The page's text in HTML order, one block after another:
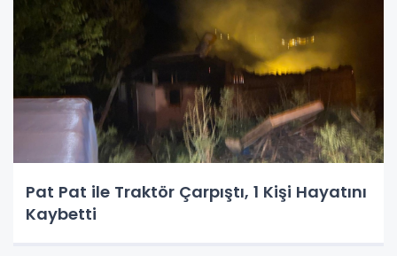
Pat Pat ile Traktör Çarpıştı, 1 Kişi Hayatını
Kaybetti